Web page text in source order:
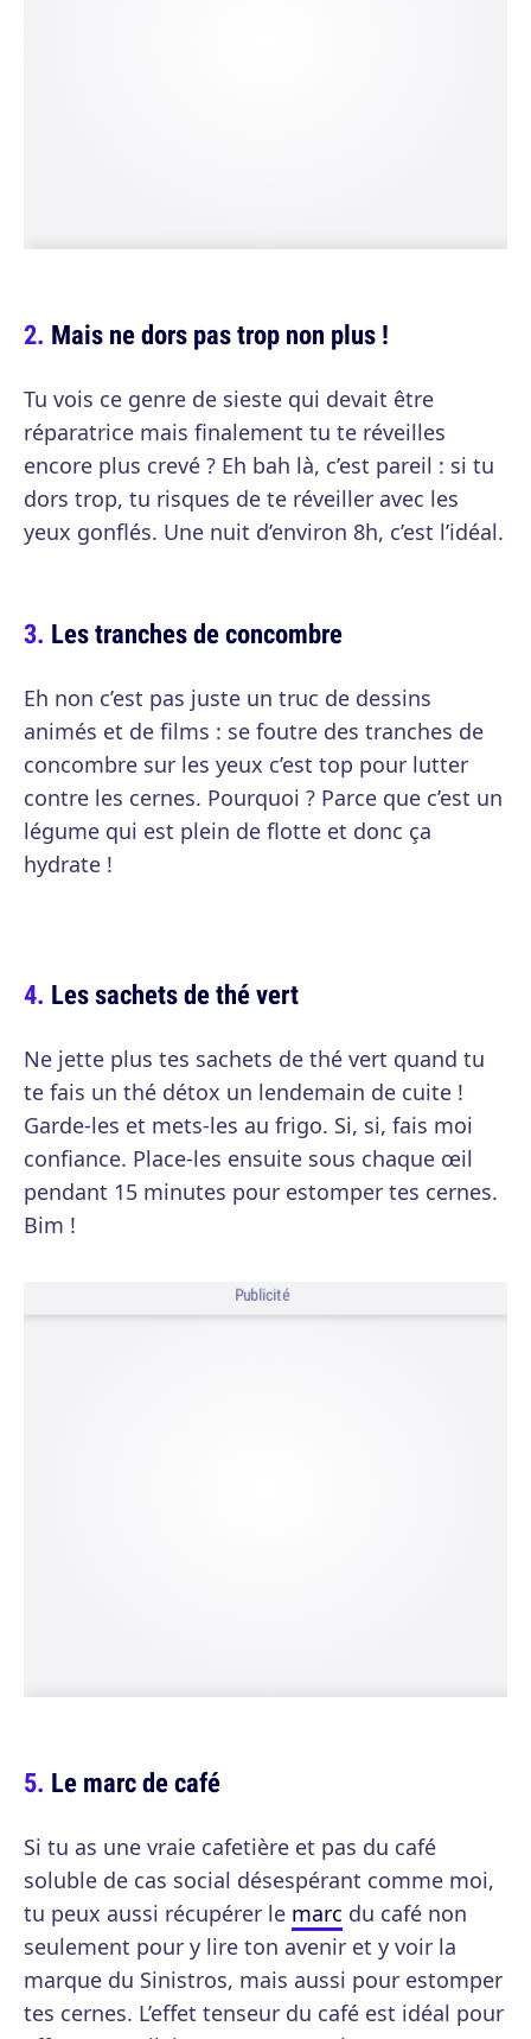
Mais ne dors pas trop non plus !
Tu vois ce genre de sieste qui devait être
réparatrice mais finalement tu te réveilles
encore plus crevé ? Eh bah là, c’est pareil : si tu
dors trop, tu risques de te réveiller avec les
yeux gonflés. Une nuit d’environ 8h, c’est l’idéal.
Les tranches de concombre
Eh non c’est pas juste un truc de dessins
animés et de films : se foutre des tranches de
concombre sur les yeux c’est top pour lutter
contre les cernes. Pourquoi ? Parce que c’est un
légume qui est plein de flotte et donc ça
hydrate !
Les sachets de thé vert
Ne jette plus tes sachets de thé vert quand tu
te fais un thé détox un lendemain de cuite !
Garde-les et mets-les au frigo. Si, si, fais moi
confiance. Place-les ensuite sous chaque œil
pendant 15 minutes pour estomper tes cernes.
Bim !
Publicité
Le marc de café
Si tu as une vraie cafetière et pas du café
soluble de cas social désespérant comme moi,
tu peux aussi récupérer le marc du café non
seulement pour y lire ton avenir et y voir la
marque du Sinistros, mais aussi pour estomper
tes cernes. L’effet tenseur du café est idéal pour